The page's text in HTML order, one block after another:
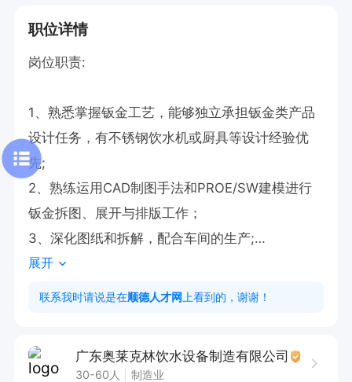
职位详情
岗位职责:
1、熟悉掌握钣金工艺，能够独立承担钣金类产品
设计任务，有不锈钢饮水机或厨具等设计经验优
先;
2、熟练运用CAD制图手法和PROE/SW建模进行
钣金拆图、展开与排版工作；
3、深化图纸和拆解，配合车间的生产;
4、有良好的沟通能力表达及协调能力，工作积极
主动，具有较强的责任心
1、两年以上钣金不锈钢结构工作经验，
展开
联系我时请说是在顺德人才网 上看到的，谢谢！
广东奥莱克林饮水设备制造有限公司
30-60人 制造业